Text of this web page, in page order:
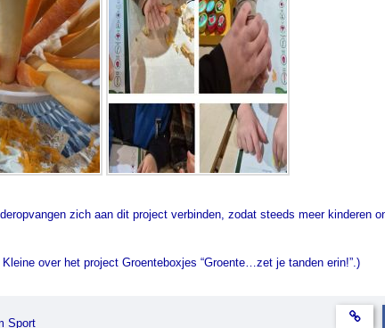
zich aan dit project verbinden, zodat steeds meer kinderen
over het project Groenteboxjes “Groente…zet je tanden erin!”.)
Sport